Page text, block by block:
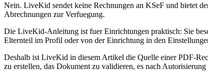
Nein. LiveKid sendet keine Rechnungen an KSeF und bietet
Abrechnungen zur Verfuegung.
Die LiveKid-Anleitung ist fuer Einrichtungen praktisch: Sie
Elternteil im Profil oder von der Einrichtung in den
Deshalb ist LiveKid in diesem Artikel die Quelle einer PDF-
zu erstellen, das Dokument zu validieren, es nach